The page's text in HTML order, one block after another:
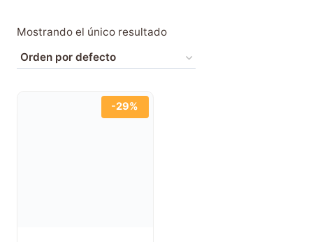
Mostrando el único resultado
-29%